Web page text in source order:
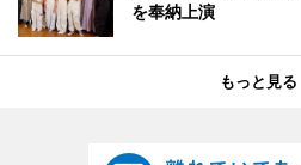
を奉納上演
もっと見る